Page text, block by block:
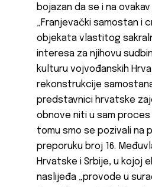
bojazan da se i na
„Franjevački samostan i
objekata vlastitog
interesa za njihovu
kulturu vojvođanskih
rekonstrukcije
predstavnici hrvatske
obnove niti u sam
tomu smo se pozivali na
preporuku broj 16.
Hrvatske i Srbije, u kojoj
naslijeđa „provode u